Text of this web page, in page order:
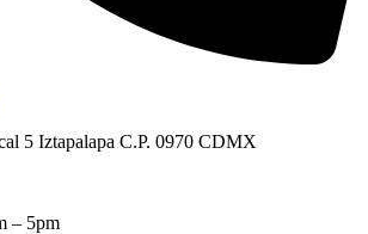
5 Iztapalapa C.P. 0970 CDMX
– 5pm